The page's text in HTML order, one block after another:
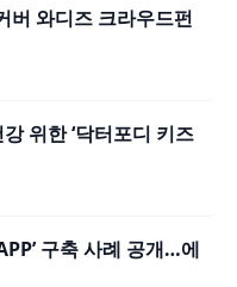
버 와디즈 크라우드펀
위한 ‘닥터포디 키즈
구축 사례 공개…에